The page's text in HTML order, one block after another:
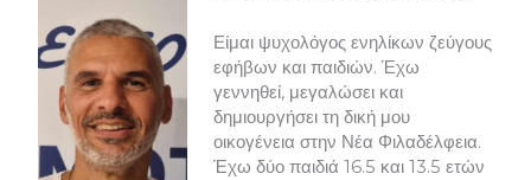
Είμαι ψυχολόγος ενηλίκων ζεύγους
εφήβων και παιδιών. Έχω
γεννηθεί, μεγαλώσει και
δημιουργήσει τη δική μου
οικογένεια στην Νέα Φιλαδέλφεια.
Έχω δύο παιδιά 16.5 και 13.5 ετών